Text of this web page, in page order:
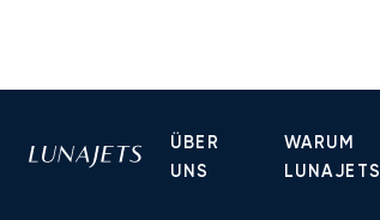
ÜBER
UNS
WARUM
LUNAJETS